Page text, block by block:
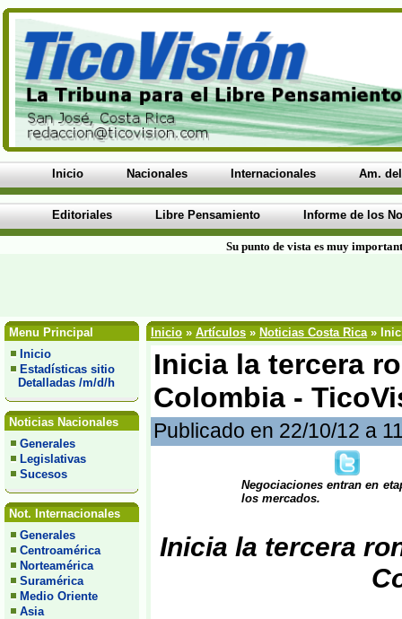
Inicio Nacionales Internacionales Am.
Editoriales Libre Pensamiento Informe de los
Su punto de vista es muy
Menu Principal
Inicio
Estadísticas sitio
Detalladas /m/d/h
Noticias Nacionales
Generales
Legislativas
Sucesos
Not. Internacionales
Generales
Centroamérica
Norteamérica
Suramérica
Medio Oriente
Asia
Inicio » Artículos » Noticias Costa Rica»
Inicia la tercera
Colombia -
Publicado en 22/10/12 a
Negociaciones entran en
los mercados.
Inicia la tercera